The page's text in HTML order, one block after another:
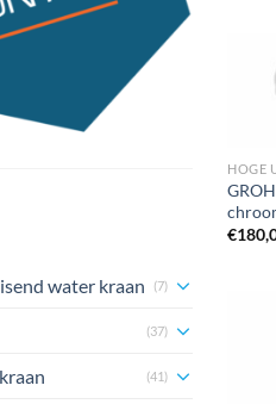
water kraan (7)
(37)
(41)
HOGE
€